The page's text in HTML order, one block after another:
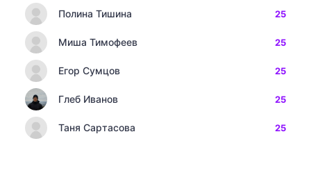
Полина Тишина 25
Миша Тимофеев 25
Егор Сумцов 25
Глеб Иванов 25
Таня Сартасова 25